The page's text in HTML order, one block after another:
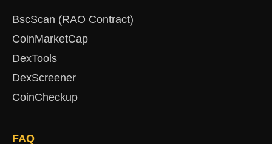
BscScan (RAO Contract)
CoinMarketCap
DexTools
DexScreener
CoinCheckup
FAQ